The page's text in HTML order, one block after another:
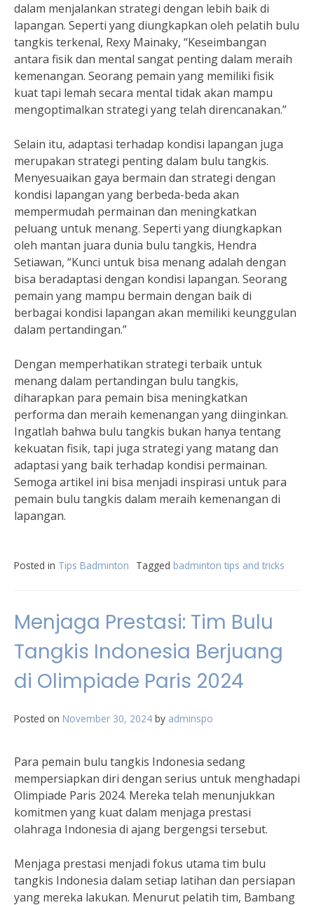
dalam menjalankan strategi dengan lebih baik di
lapangan. Seperti yang diungkapkan oleh pelatih bulu
tangkis terkenal, Rexy Mainaky, “Keseimbangan
antara fisik dan mental sangat penting dalam meraih
kemenangan. Seorang pemain yang memiliki fisik
kuat tapi lemah secara mental tidak akan mampu
mengoptimalkan strategi yang telah direncanakan.”
Selain itu, adaptasi terhadap kondisi lapangan juga
merupakan strategi penting dalam bulu tangkis.
Menyesuaikan gaya bermain dan strategi dengan
kondisi lapangan yang berbeda-beda akan
mempermudah permainan dan meningkatkan
peluang untuk menang. Seperti yang diungkapkan
oleh mantan juara dunia bulu tangkis, Hendra
Setiawan, “Kunci untuk bisa menang adalah dengan
bisa beradaptasi dengan kondisi lapangan. Seorang
pemain yang mampu bermain dengan baik di
berbagai kondisi lapangan akan memiliki keunggulan
dalam pertandingan.”
Dengan memperhatikan strategi terbaik untuk
menang dalam pertandingan bulu tangkis,
diharapkan para pemain bisa meningkatkan
performa dan meraih kemenangan yang diinginkan.
Ingatlah bahwa bulu tangkis bukan hanya tentang
kekuatan fisik, tapi juga strategi yang matang dan
adaptasi yang baik terhadap kondisi permainan.
Semoga artikel ini bisa menjadi inspirasi untuk para
pemain bulu tangkis dalam meraih kemenangan di
lapangan.
Posted in Tips Badminton Tagged badminton tips and tricks
Menjaga Prestasi: Tim Bulu
Tangkis Indonesia Berjuang
di Olimpiade Paris 2024
Posted on November 30, 2024 by adminspo
Para pemain bulu tangkis Indonesia sedang
mempersiapkan diri dengan serius untuk menghadapi
Olimpiade Paris 2024. Mereka telah menunjukkan
komitmen yang kuat dalam menjaga prestasi
olahraga Indonesia di ajang bergengsi tersebut.
Menjaga prestasi menjadi fokus utama tim bulu
tangkis Indonesia dalam setiap latihan dan persiapan
yang mereka lakukan. Menurut pelatih tim, Bambang